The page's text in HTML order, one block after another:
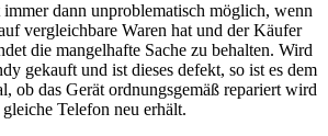
dann unproblematisch möglich, wenn
vergleichbare Waren hat und der Käufer
die mangelhafte Sache zu behalten. Wird
gekauft und ist dieses defekt, so ist es dem
ob das Gerät ordnungsgemäß repariert wird
gleiche Telefon neu erhält.